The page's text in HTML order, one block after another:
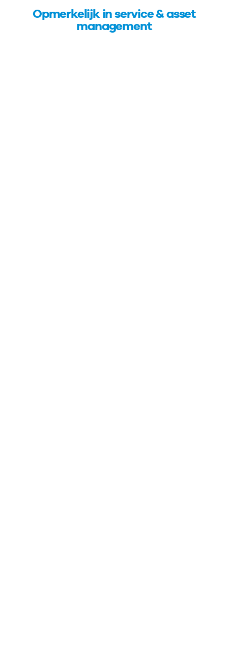
Opmerkelijk in service & asset
management